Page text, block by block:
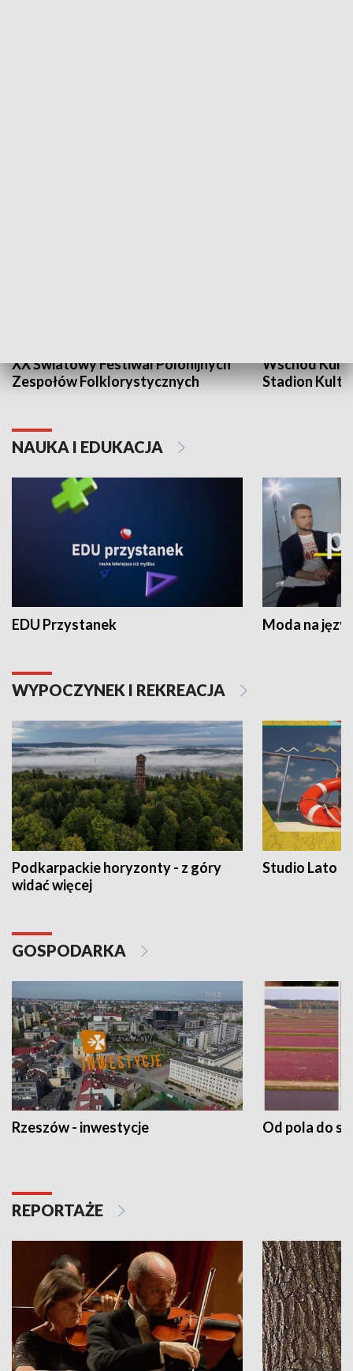
XX Światowy Festiwal Polonijnych
Zespołów Folklorystycznych
Wschód
Stadion
NAUKA I EDUKACJA
EDU Przystanek Moda na
WYPOCZYNEK I REKREACJA
Podkarpackie horyzonty - z góry
widać więcej
Studio Lato
GOSPODARKA
Rzeszów - inwestycje Od pola do
REPORTAŻE